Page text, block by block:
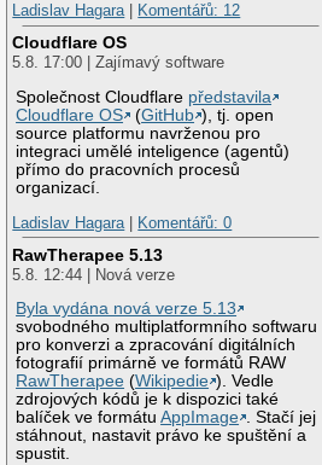
Ladislav Hagara| Komentářů: 12
Cloudflare OS
5.8. 17:00 | Zajímavý software
Společnost Cloudflare představila
Cloudflare OS
(GitHub ), tj. open
source platformu navrženou pro
integraci umělé inteligence (agentů)
přímo do pracovních procesů
organizací.
Ladislav Hagara| Komentářů: 0
RawTherapee 5.13
5.8. 12:44 | Nová verze
Byla vydána nová verze 5.13
svobodného multiplatformního softwaru
pro konverzi a zpracování digitálních
fotografií primárně ve formátů RAW
RawTherapee (Wikipedie ). Vedle
zdrojových kódů je k dispozici také
balíček ve formátuAppImage . Stačí jej
stáhnout, nastavit právo ke spuštění a
spustit.